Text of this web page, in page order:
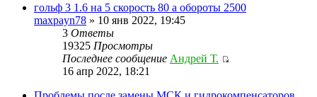
гольф 3 1.6 на 5 скорость 80 а обороты 2500
maxpayn78 » 10 янв 2022, 19:45
3 Ответы
19325 Просмотры
Последнее сообщение Андрей Т.
16 апр 2022, 18:21